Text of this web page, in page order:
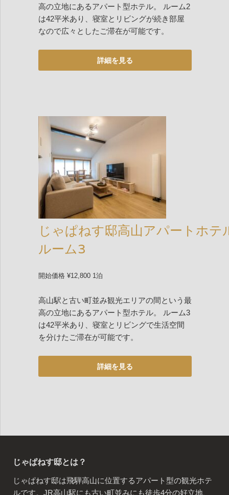
高の立地にあるアパート型ホテル。 ルーム2
は42平米あり、寝室とリビングが続き部屋
なので広々としたご滞在が可能です。
じゃぱねす邸高山アパートホテ
ルーム3
開始価格 ¥12,800 1泊
高山駅と古い町並み観光エリアの間という最
高の立地にあるアパート型ホテル。 ルーム3
は42平米あり、寝室とリビングで生活空間
を分けたご滞在が可能です。
じゃぱねす邸とは？
じゃぱねす邸は飛騨高山に位置するアパート型の観光ホテ
ルです。JR高山駅にも古い町並みにも徒歩4分の好立地、